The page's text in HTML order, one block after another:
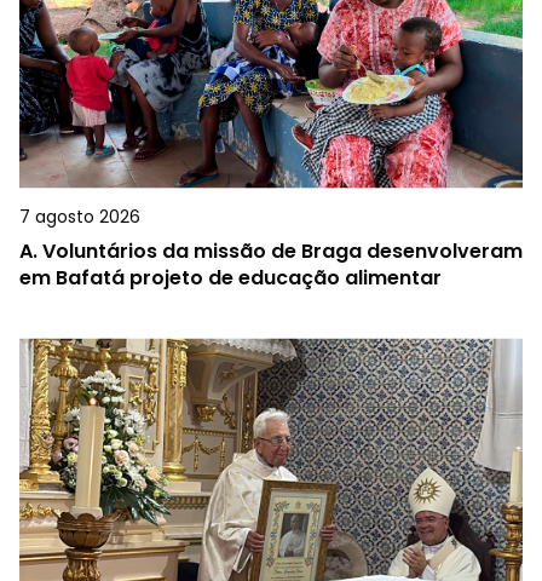
7 agosto 2026
A.Voluntários da missão de Braga desenvolveram
em Bafatá projeto de educação alimentar